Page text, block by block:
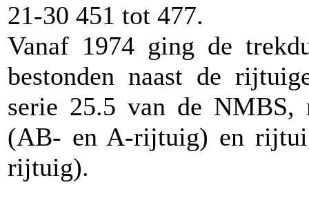
21-30 451 tot 477.
Vanaf 1974 ging de
bestonden naast de
serie 25.5 van de
(AB- en A-rijtuig) en
rijtuig).